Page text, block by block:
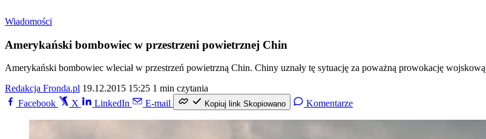
Wiadomości
Amerykański bombowiec w przestrzeni powietrznej Chin
Amerykański bombowiec wleciał w przestrzeń powietrzną Chin. Chiny uznały tę sytuację za poważną prowokację
Redakcja Fronda.pl 19.12.2015 15:25 1 min czytania
Facebook
X LinkedIn E-mail Kopiuj link Skopiowano Komentarze